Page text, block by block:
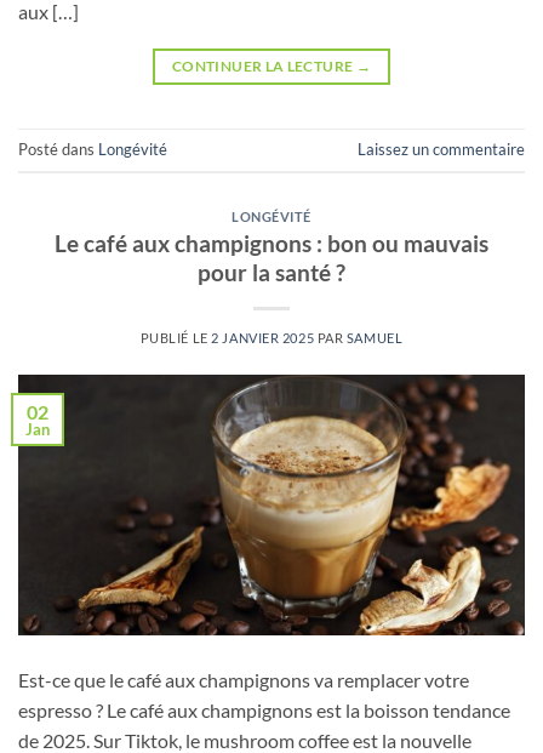
aux […]
CONTINUER LA LECTURE →
Posté dans Longévité Laissez un commentaire
LONGÉVITÉ
Le café aux champignons : bon ou mauvais
pour la santé ?
PUBLIÉ LE 2 JANVIER 2025 PAR SAMUEL
02
Jan
Est-ce que le café aux champignons va remplacer votre
espresso ? Le café aux champignons est la boisson tendance
de 2025. Sur Tiktok, le mushroom coffee est la nouvelle